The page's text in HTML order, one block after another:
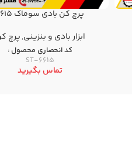
پرچ کن بادی سوماک 6615
ابزار بادی و بنزینی,پرچ
کد انحصاری محصول :
ST-6615
تماس بگیرید